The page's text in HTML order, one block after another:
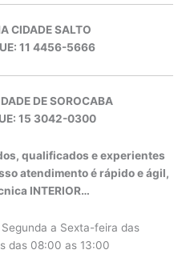
CIDADE SALTO
11 4456-5666
DE SOROCABA
15 3042-0300
qualificados e experientes
atendimento é rápido e ágil,
INTERIOR…
a Sexta-feira das
das 08:00 as 13:00